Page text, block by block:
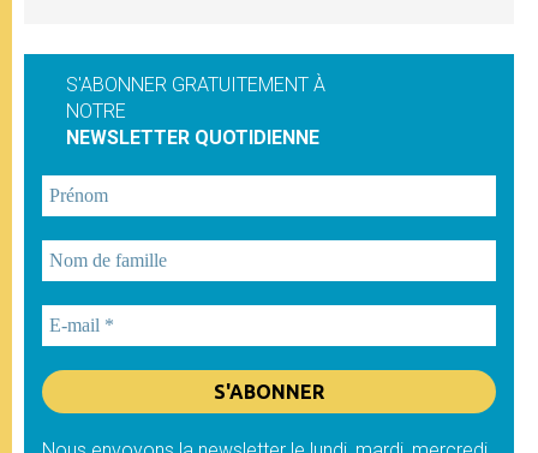
S'ABONNER GRATUITEMENT À
NOTRE
NEWSLETTER QUOTIDIENNE